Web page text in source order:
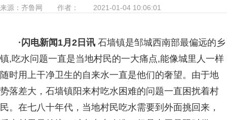
来源： 齐鲁网 作者： 2021-01-04 10:06:01
·闪电新闻1月2日讯 石墙镇是邹城西南部最偏远的乡
镇,吃水问题一直是当地村民的一大痛点,能像城里人一样
随时用上干净卫生的自来水一直是他们的奢望。由于地
势落差大，石墙镇阳来村吃水困难的问题一直困扰着村
民。在七八十年代，当地村民吃水需要到外面挑回来，